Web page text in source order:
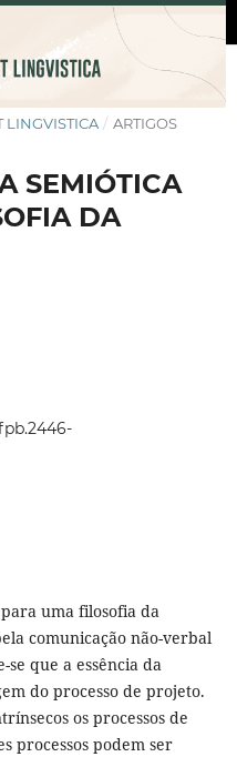
LINGVISTICA / ARTIGOS
SEMIÓTICA
DA
uma filosofia da
comunicação não-verbal
que a essência da
do processo de projeto.
os processos de
processos podem ser